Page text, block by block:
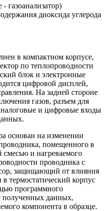
газоанализатор)
диоксида углерода
в компактном корпусе,
по теплопроводности
блок и электронные
цифровой дисплей,
На задней стороне
газов, разъем для
и цифровые входы
основан на изменении
помещенного в
смесью и нагреваемого
проводника с
защищающий от влияния
термостатический корпус
программного
полученных данных,
компонента в образце.